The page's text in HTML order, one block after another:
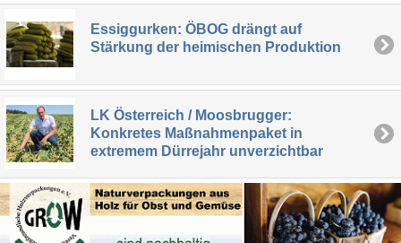
Essiggurken: ÖBOG drängt auf
Stärkung der heimischen Produktion
LK Österreich / Moosbrugger:
Konkretes Maßnahmenpaket in
extremem Dürrejahr unverzichtbar